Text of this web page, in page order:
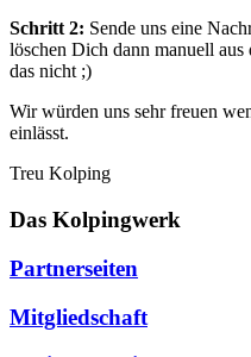
Schritt 2: Sende uns eine
löschen Dich dann manuell
das nicht ;)
Wir würden uns sehr freuen
einlässt.
Treu Kolping
Das Kolpingwerk
Partnerseiten
Mitgliedschaft